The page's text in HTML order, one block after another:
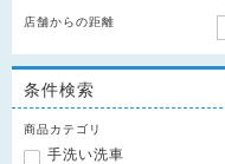
店舗からの距離
条件検索
商品カテゴリ
手洗い洗車